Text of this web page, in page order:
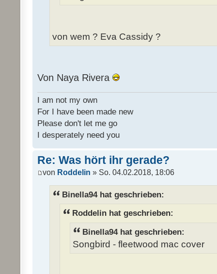
von wem ? Eva Cassidy ?
Von Naya Rivera
I am not my own
For I have been made new
Please don't let me go
I desperately need you
Re: Was hört ihr gerade?
von Roddelin » So. 04.02.2018, 18:06
Binella94 hat geschrieben:
Roddelin hat geschrieben:
Binella94 hat geschrieben:
Songbird - fleetwood mac cover